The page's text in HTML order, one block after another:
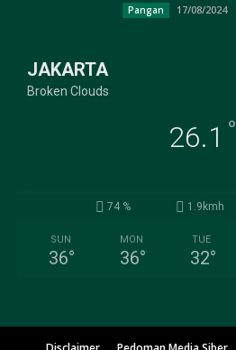
Pangan 17/08/2024
JAKARTA
Broken Clouds
26.1 °
74 % 1.9kmh
SUN
36°
MON
36°
TUE
32°